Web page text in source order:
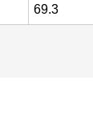
69.3